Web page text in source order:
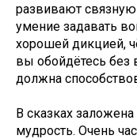
развивают
умение задавать
хорошей дикцией,
вы обойдётесь без
должна
В сказках
мудрость. Очень